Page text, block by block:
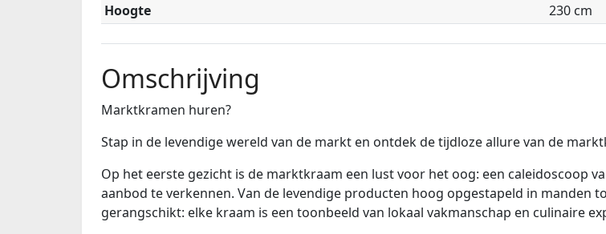
Hoogte
230 cm
Omschrijving
Marktkramen huren?
Stap in de levendige wereld van de markt en ontdek de tijdloze allure van de
Op het eerste gezicht is de marktkraam een ​​lust voor het oog: een caleidoscoop
aanbod te verkennen. Van de levendige producten hoog opgestapeld in manden
gerangschikt: elke kraam is een toonbeeld van lokaal vakmanschap en culinaire